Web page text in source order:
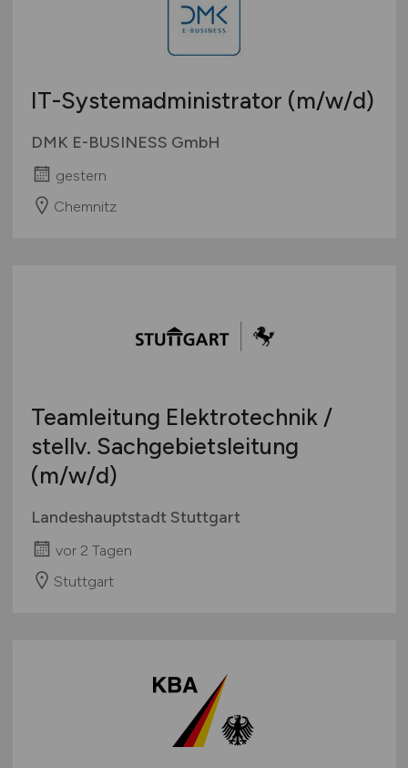
IT-Systemadministrator (m/w/d)
DMK E-BUSINESS GmbH
gestern
Chemnitz
Teamleitung Elektrotechnik /
stellv. Sachgebietsleitung
(m/w/d)
Landeshauptstadt Stuttgart
vor 2 Tagen
Stuttgart